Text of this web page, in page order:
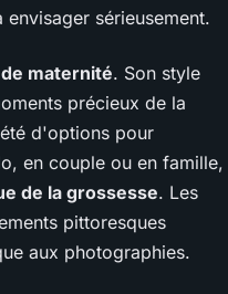
sérieusement.
maternité. Son style
précieux de la
d'options pour
en couple ou en famille,
de la grossesse. Les
pittoresques
aux photographies.